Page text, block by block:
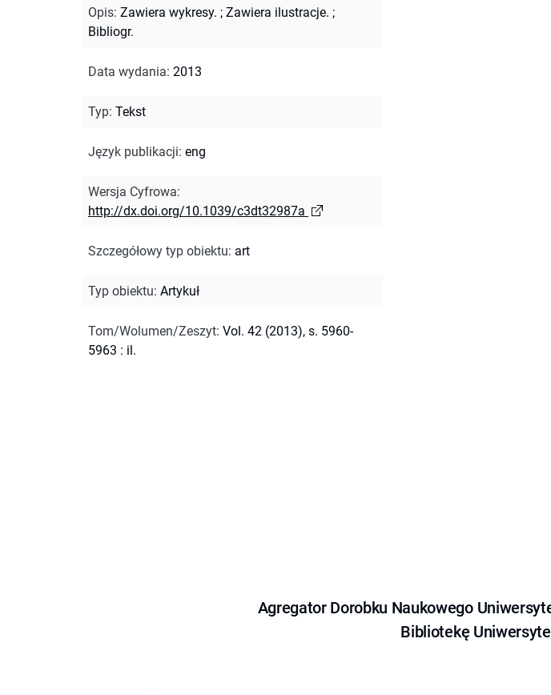
Opis: Zawiera wykresy. ; Zawiera ilustracje. ;
Bibliogr.
Data wydania: 2013
Typ: Tekst
Język publikacji: eng
Wersja Cyfrowa:
http://dx.doi.org/10.1039/c3dt32987a
Szczegółowy typ obiektu: art
Typ obiektu: Artykuł
Tom/Wolumen/Zeszyt: Vol. 42 (2013), s. 5960-
5963 : il.
Agregator Dorobku Naukowego
Bibliotekę